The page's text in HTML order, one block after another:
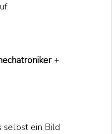
+
selbst ein Bild